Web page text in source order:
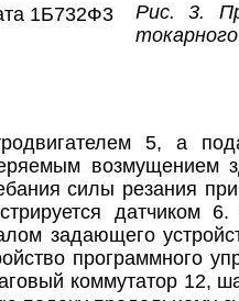
Рис. 3.
5, а
возмущением
силы резания
датчиком
задающего
программного
коммутатор 12,